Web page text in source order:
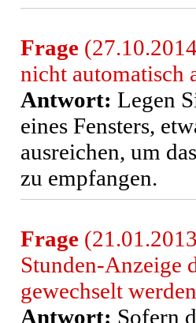
Frage
nicht automatisch
Antwort: Legen
eines Fensters,
ausreichen, um
zu empfangen.
Frage
Stunden-Anzeige
gewechselt
Antwort: Sofern